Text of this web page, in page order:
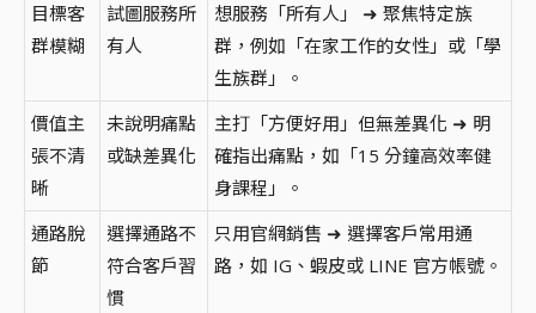
目標客
群模糊
試圖服務所
有人
想服務「所有人」 ➜ 聚焦特定族
群，例如「在家工作的女性」或「學
生族群」。
價值主
張不清
晰
未說明痛點
或缺差異化
主打「方便好用」但無差異化 ➜ 明
確指出痛點，如「15 分鐘高效率健
身課程」。
通路脫
節
選擇通路不
符合客戶習
慣
只用官網銷售 ➜ 選擇客戶常用通
路，如 IG、蝦皮或 LINE 官方帳號。